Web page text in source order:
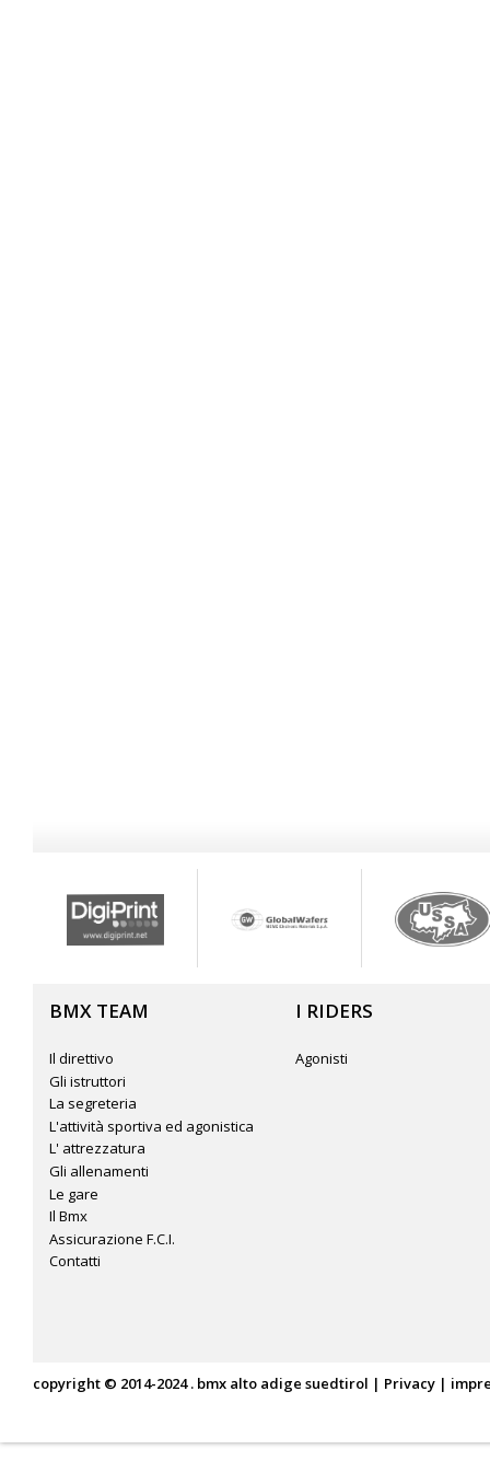
BMX TEAM
Il direttivo
Gli istruttori
La segreteria
L'attività sportiva ed agonistica
L' attrezzatura
Gli allenamenti
Le gare
Il Bmx
Assicurazione F.C.I.
Contatti
I RIDERS
Agonisti
copyright © 2014-2024 . bmx alto adige suedtirol | Privacy |